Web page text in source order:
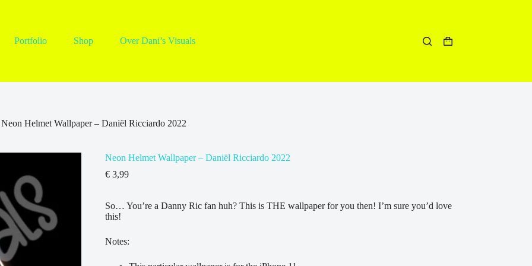
Portfolio Shop Over Dani’s Visuals Winkelwagen
Neon Helmet Wallpaper – Daniël Ricciardo 2022
Neon Helmet Wallpaper – Daniël Ricciardo 2022
€3,99
So… You’re a Danny Ric fan huh? This is THE wallpaper for you then! I’m sure you’d love
this!
Notes: